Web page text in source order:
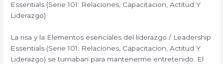
Essentials (Serie 101: Relaciones, Capacitacion, Actitud Y
Liderazgo)
La risa y la Elementos esenciales del liderazgo / Leadership
Essentials (Serie 101: Relaciones, Capacitacion, Actitud Y
Liderazgo) se turnaban para mantenerme entretenido. El